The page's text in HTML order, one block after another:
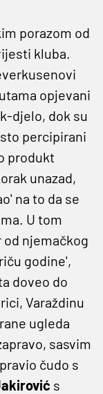
porazom od
kluba.
opjevani
djelo, dok su
percipirani
produkt
unazad,
na to da se
U tom
njemačkog
godine',
doveo do
Varaždinu
ugleda
sasvim
čudo s
s